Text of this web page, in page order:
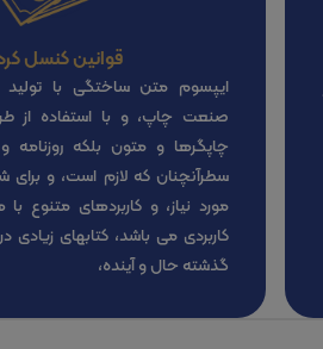
قوانین کنسل
ایپسوم متن ساختگی با تولید
صنعت چاپ، و با استفاده از
چاپگرها و متون بلکه
سطرآنچنان که لازم است، و برای
مورد نیاز، و کاربردهای متنوع
کاربردی می باشد، کتابهای
گذشته حال و آینده،